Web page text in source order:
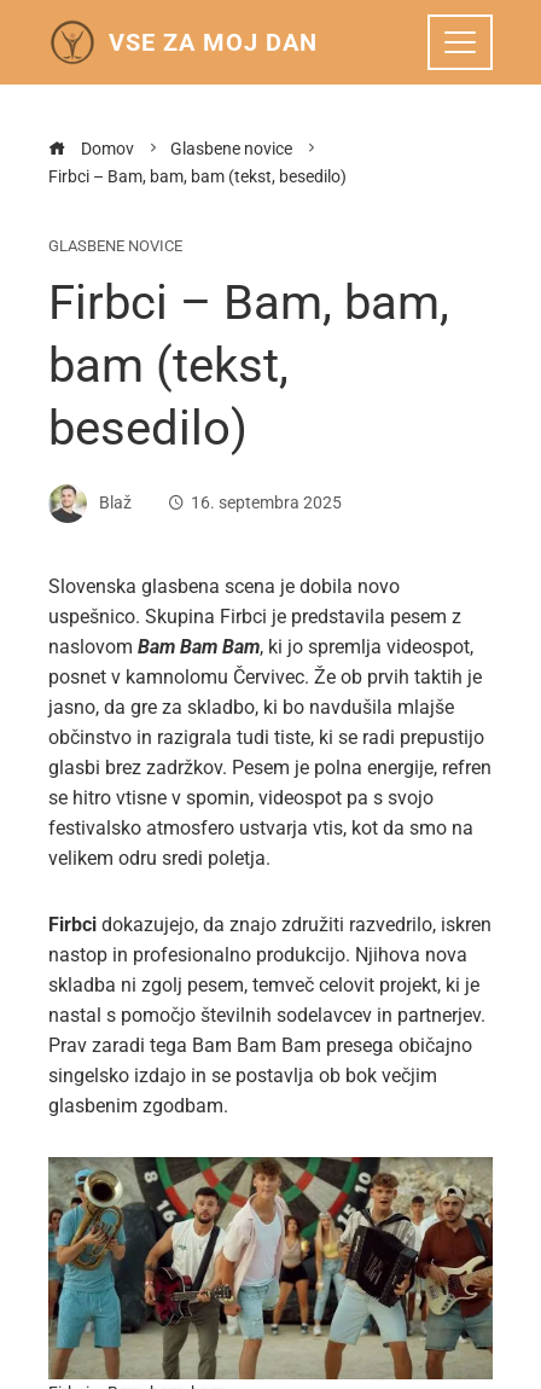
VSE ZA MOJ DAN
Domov
Glasbene novice
Firbci – Bam, bam, bam (tekst, besedilo)
GLASBENE NOVICE
Firbci – Bam, bam,
bam (tekst,
besedilo)
Blaž 16. septembra 2025
Slovenska glasbena scena je dobila novo
uspešnico. Skupina Firbci je predstavila pesem z
naslovom Bam Bam Bam, ki jo spremlja videospot,
posnet v kamnolomu Červivec. Že ob prvih taktih je
jasno, da gre za skladbo, ki bo navdušila mlajše
občinstvo in razigrala tudi tiste, ki se radi prepustijo
glasbi brez zadržkov. Pesem je polna energije, refren
se hitro vtisne v spomin, videospot pa s svojo
festivalsko atmosfero ustvarja vtis, kot da smo na
velikem odru sredi poletja.
Firbci dokazujejo, da znajo združiti razvedrilo, iskren
nastop in profesionalno produkcijo. Njihova nova
skladba ni zgolj pesem, temveč celovit projekt, ki je
nastal s pomočjo številnih sodelavcev in partnerjev.
Prav zaradi tega Bam Bam Bam presega običajno
singelsko izdajo in se postavlja ob bok večjim
glasbenim zgodbam.